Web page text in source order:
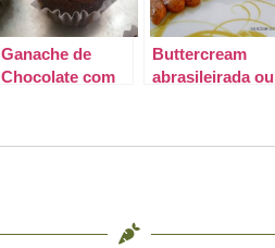
Ganache de
Chocolate com
Buttercream
abrasileirada ou
Bolo e Cupcake